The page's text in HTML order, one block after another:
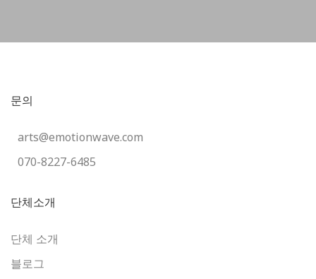
문의
arts@emotionwave.com
070-8227-6485
단체소개
단체 소개
블로그